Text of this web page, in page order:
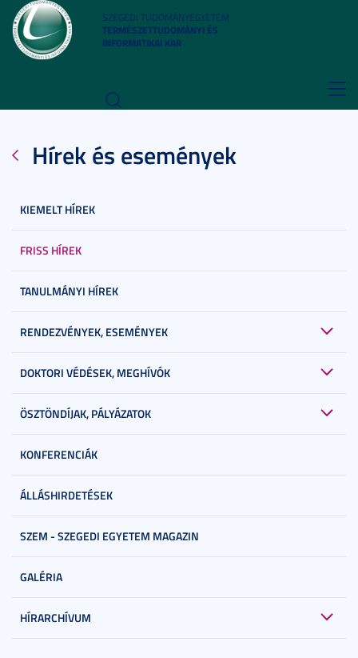
SZEGEDI TUDOMÁNYEGYETEM
TERMÉSZETTUDOMÁNYI ÉS
INFORMATIKAI KAR
Hírek és események
KIEMELT HÍREK
FRISS HÍREK
TANULMÁNYI HÍREK
RENDEZVÉNYEK, ESEMÉNYEK
DOKTORI VÉDÉSEK, MEGHÍVÓK
ÖSZTÖNDÍJAK, PÁLYÁZATOK
KONFERENCIÁK
ÁLLÁSHIRDETÉSEK
SZEM - SZEGEDI EGYETEM MAGAZIN
GALÉRIA
HÍRARCHÍVUM